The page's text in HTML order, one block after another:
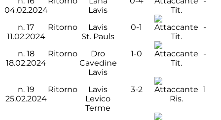
04.02.2024
Lavis
Tit.
n.17
11.02.2024
Ritorno
Lavis
St. Pauls
0-1
Tit.
-
n. 18
18.02.2024
Ritorno
Dro
Cavedine
Lavis
1-0
Tit.
-
n. 19
25.02.2024
Ritorno
Lavis
Levico
Terme
3-2
Ris.
1